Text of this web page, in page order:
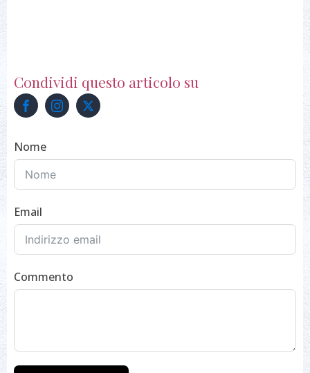
Condividi questo articolo su
Nome
Email
Commento